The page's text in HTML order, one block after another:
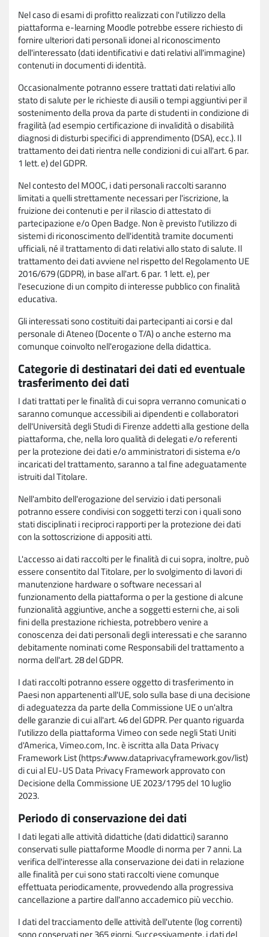
Nel caso di esami di profitto realizzati con l'utilizzo della
piattaforma e-learning Moodle potrebbe essere richiesto di
fornire ulteriori dati personali idonei al riconoscimento
dell'interessato (dati identificativi e dati relativi all'immagine)
contenuti in documenti di identità.
Occasionalmente potranno essere trattati dati relativi allo
stato di salute per le richieste di ausili o tempi aggiuntivi per il
sostenimento della prova da parte di studenti in condizione di
fragilità (ad esempio certificazione di invalidità o disabilità
diagnosi di disturbi specifici di apprendimento (DSA), ecc.). Il
trattamento dei dati rientra nelle condizioni di cui all'art. 6 par.
1 lett. e) del GDPR.
Nel contesto del MOOC, i dati personali raccolti saranno
limitati a quelli strettamente necessari per l'iscrizione, la
fruizione dei contenuti e per il rilascio di attestato di
partecipazione e/o Open Badge. Non è previsto l'utilizzo di
sistemi di riconoscimento dell'identità tramite documenti
ufficiali, né il trattamento di dati relativi allo stato di salute. Il
trattamento dei dati avviene nel rispetto del Regolamento UE
2016/679 (GDPR), in base all'art. 6 par. 1 lett. e), per
l'esecuzione di un compito di interesse pubblico con finalità
educativa.
Gli interessati sono costituiti dai partecipanti ai corsi e dal
personale di Ateneo (Docente o T/A) o anche esterno ma
comunque coinvolto nell'erogazione della didattica.
Categorie di destinatari dei dati ed eventuale
trasferimento dei dati
I dati trattati per le finalità di cui sopra verranno comunicati o
saranno comunque accessibili ai dipendenti e collaboratori
dell'Università degli Studi di Firenze addetti alla gestione della
piattaforma, che, nella loro qualità di delegati e/o referenti
per la protezione dei dati e/o amministratori di sistema e/o
incaricati del trattamento, saranno a tal fine adeguatamente
istruiti dal Titolare.
Nell'ambito dell'erogazione del servizio i dati personali
potranno essere condivisi con soggetti terzi con i quali sono
stati disciplinati i reciproci rapporti per la protezione dei dati
con la sottoscrizione di appositi atti.
L'accesso ai dati raccolti per le finalità di cui sopra, inoltre, può
essere consentito dal Titolare, per lo svolgimento di lavori di
manutenzione hardware o software necessari al
funzionamento della piattaforma o per la gestione di alcune
funzionalità aggiuntive, anche a soggetti esterni che, ai soli
fini della prestazione richiesta, potrebbero venire a
conoscenza dei dati personali degli interessati e che saranno
debitamente nominati come Responsabili del trattamento a
norma dell'art. 28 del GDPR.
I dati raccolti potranno essere oggetto di trasferimento in
Paesi non appartenenti all'UE, solo sulla base di una decisione
di adeguatezza da parte della Commissione UE o un'altra
delle garanzie di cui all'art. 46 del GDPR. Per quanto riguarda
l'utilizzo della piattaforma Vimeo con sede negli Stati Uniti
d'America, Vimeo.com, Inc. è iscritta alla Data Privacy
Framework List (https://www.dataprivacyframework.gov/list)
di cui al EU-US Data Privacy Framework approvato con
Decisione della Commissione UE 2023/1795 del 10 luglio
2023.
Periodo di conservazione dei dati
I dati legati alle attività didattiche (dati didattici) saranno
conservati sulle piattaforme Moodle di norma per 7 anni. La
verifica dell'interesse alla conservazione dei dati in relazione
alle finalità per cui sono stati raccolti viene comunque
effettuata periodicamente, provvedendo alla progressiva
cancellazione a partire dall'anno accademico più vecchio.
I dati del tracciamento delle attività dell'utente (log correnti)
sono conservati per 365 giorni. Successivamente, i dati del